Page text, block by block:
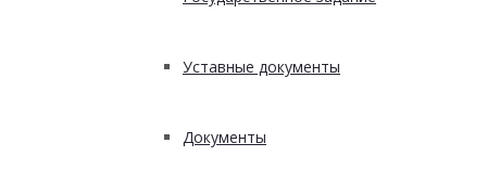
Уставные документы
Документы